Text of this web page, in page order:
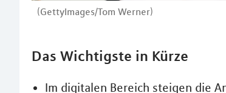
(GettyImages/Tom Werner)
Das Wichtigste in Kürze
Im digitalen Bereich steigen die